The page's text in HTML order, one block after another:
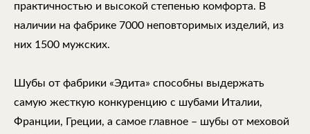
практичностью и высокой степенью комфорта. В
наличии на фабрике 7000 неповторимых изделий, из
них 1500 мужских.
Шубы от фабрики «Эдита» способны выдержать
самую жесткую конкуренцию с шубами Италии,
Франции, Греции, а самое главное – шубы от меховой